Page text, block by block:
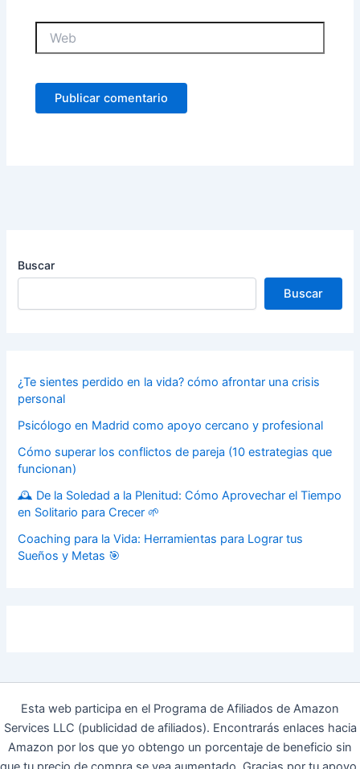
Buscar
Buscar
¿Te sientes perdido en la vida? cómo afrontar una crisis
personal
Psicólogo en Madrid como apoyo cercano y profesional
Cómo superar los conflictos de pareja (10 estrategias que
funcionan)
🕰️ De la Soledad a la Plenitud: Cómo Aprovechar el Tiempo
en Solitario para Crecer 🌱
Coaching para la Vida: Herramientas para Lograr tus
Sueños y Metas 🎯
Esta web participa en el Programa de Afiliados de Amazon
Services LLC (publicidad de afiliados). Encontrarás enlaces hacia
Amazon por los que yo obtengo un porcentaje de beneficio sin